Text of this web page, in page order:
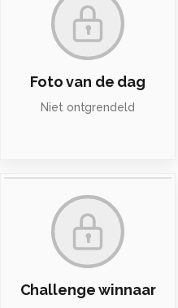
Foto van de dag
Niet ontgrendeld
Challenge winnaar